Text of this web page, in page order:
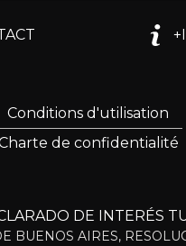
Conditions d'utilisation
de confidentialité
DE INTERÉS
BUENOS AIRES,